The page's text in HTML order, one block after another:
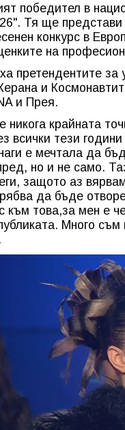
победител в
Тя ще
конкурс в
на
претендентите за
и
и Прея.
никога крайната
всички тези
е мечтала да
но и не само.
защото аз
да бъде
към това,за мен е
Много